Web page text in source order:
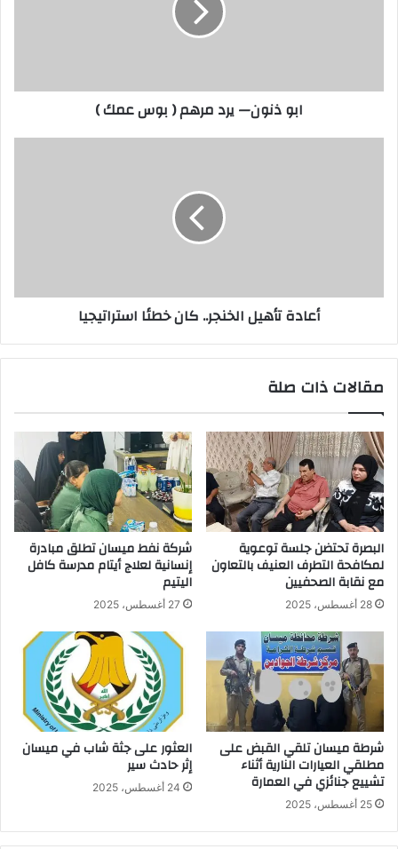
)
ابو ذنون— يرد مرهم ( بوس عمك )
أعادة تأهيل الخنجر.. كان خطئا استراتيجيا
مقالات ذات صلة
البصرة تحتضن جلسة توعوية
لمكافحة التطرف العنيف بالتعاون
مع نقابة الصحفيين
28 أغسطس، 2025
شركة نفط ميسان تطلق مبادرة
إنسانية لعلاج أيتام مدرسة كافل
اليتيم
27 أغسطس، 2025
شرطة ميسان تلقي القبض على
مطلقي العيارات النارية أثناء
تشييع جنائزي في العمارة
25 أغسطس، 2025
العثور على جثة شاب في ميسان
إثر حادث سير
24 أغسطس، 2025